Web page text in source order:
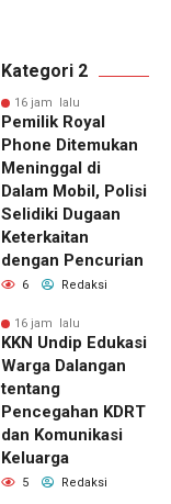
Kategori 2
16 jam lalu
Pemilik Royal
Phone Ditemukan
Meninggal di
Dalam Mobil, Polisi
Selidiki Dugaan
Keterkaitan
dengan Pencurian
6 Redaksi
16 jam lalu
KKN Undip Edukasi
Warga Dalangan
tentang
Pencegahan KDRT
dan Komunikasi
Keluarga
5 Redaksi